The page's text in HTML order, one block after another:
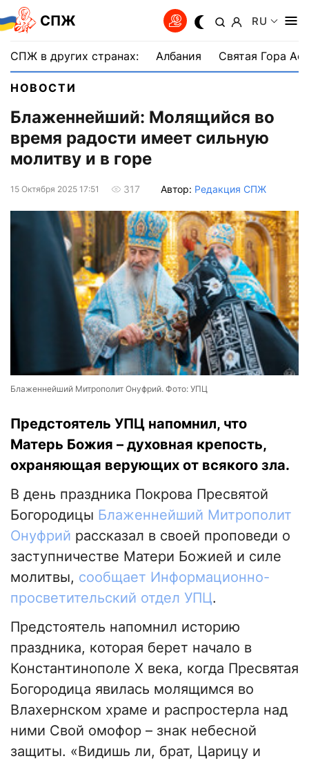
СПЖ RU
СПЖ в других странах: Албания Святая Гора
НОВОСТИ
Блаженнейший: Молящийся во
время радости имеет сильную
молитву и в горе
15 Октября 2025 17:51 317 Автор: Редакция СПЖ
Блаженнейший Митрополит Онуфрий. Фото: УПЦ
Предстоятель УПЦ напомнил, что
Матерь Божия – духовная крепость,
охраняющая верующих от всякого зла.
В день праздника Покрова Пресвятой
Богородицы Блаженнейший Митрополит
Онуфрий рассказал в своей проповеди о
заступничестве Матери Божией и силе
молитвы, сообщает Информационно-
просветительский отдел УПЦ.
Предстоятель напомнил историю
праздника, которая берет начало в
Константинополе X века, когда Пресвятая
Богородица явилась молящимся во
Влахернском храме и распростерла над
ними Свой омофор – знак небесной
защиты. «Видишь ли, брат, Царицу и